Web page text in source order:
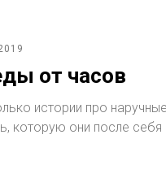
от часов
истории про
которую они после себя